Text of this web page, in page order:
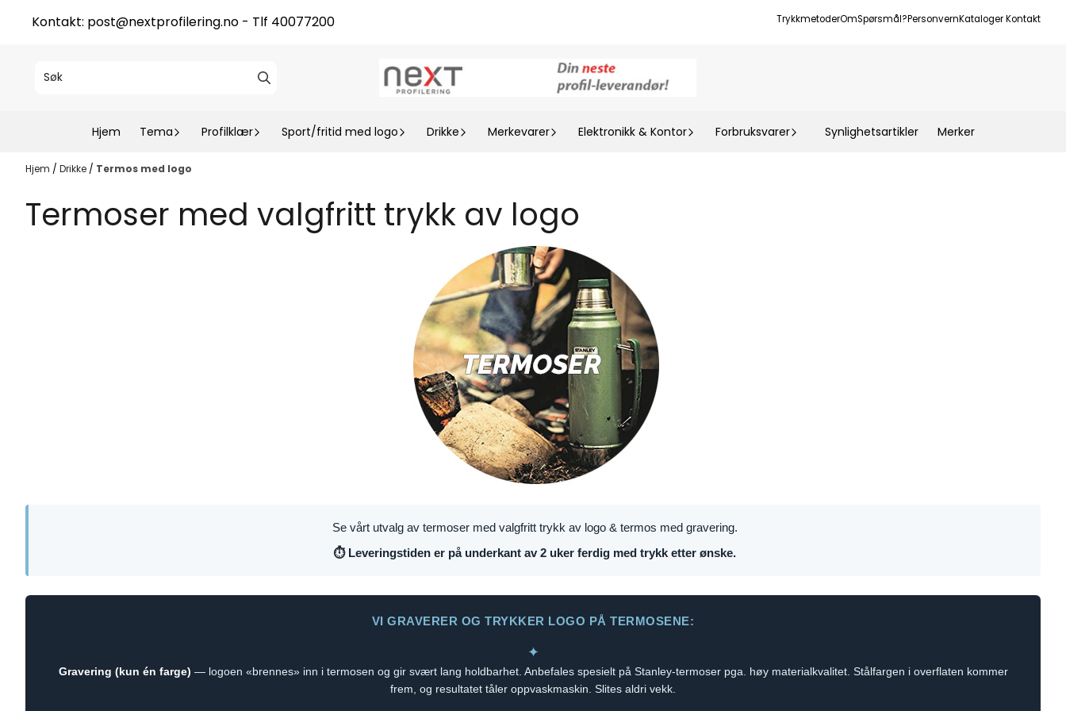
Hopp til innhold
Kontakt: post@nextprofilering.no - Tlf 40077200 TrykkmetoderOmSpørsmål?PersonvernKatalogerKontakt
Hjem Tema Profilklær Sport/fritid med logo Drikke Merkevarer Elektronikk & Kontor Forbruksvarer Synlighetsartikler Merker
Hjem / Drikke / Termos med logo
Termoser med valgfritt trykk av logo
Se vårt utvalg av termoser med valgfritt trykk av logo & termos med gravering.
⏱ Leveringstiden er på underkant av 2 uker ferdig med trykk etter ønske.
VI GRAVERER OG TRYKKER LOGO PÅ TERMOSENE:
✦
Gravering (kun én farge) — logoen «brennes» inn i termosen og gir svært lang holdbarhet. Anbefales spesielt på Stanley-termoser pga. høy materialkvalitet. Stålfargen i overflaten kommer
frem, og resultatet tåler oppvaskmaskin. Slites aldri vekk.